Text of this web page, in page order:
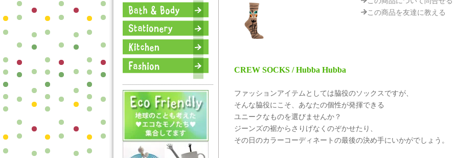
この商品を友達に教える
CREW SOCKS / Hubba Hubba
ファッションアイテムとしては脇役のソックスですが、
そんな脇役にこそ、あなたの個性が発揮できる
ユニークなものを選びませんか？
ジーンズの裾からさりげなくのぞかせたり、
その日のカラーコーディネートの最後の決め手にいかがでしょう。